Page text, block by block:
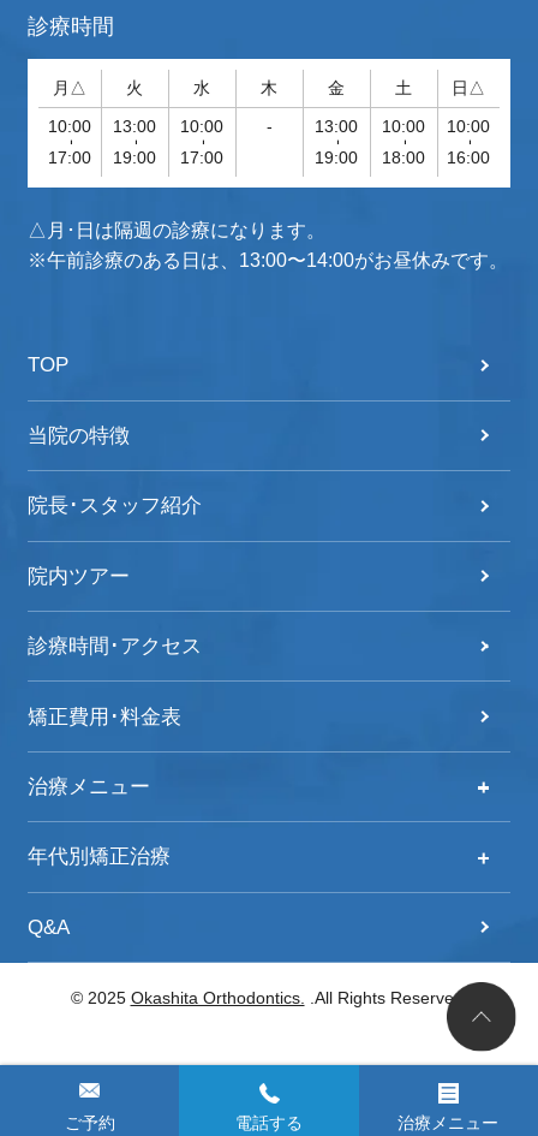
診療時間
月△ 火 水 木 金 土 日△
10:00
17:00
13:00
19:00
10:00
17:00
- 13:00
19:00
10:00
18:00
10:00
16:00
△月･日は隔週の診療になります。
※午前診療のある日は、13:00〜14:00がお昼休みです。
TOP
当院の特徴
院長･スタッフ紹介
院内ツアー
診療時間･アクセス
矯正費用･料金表
治療メニュー
治療メニュー
歯列矯正治療の流れ
子どもの矯正
大人の矯正
舌側矯正
年代別矯正治療
40代からの矯正治療
Q&A
© 2025 Okashita Orthodontics. .All Rights Reserved.
ご予約 電話する 治療メニュー